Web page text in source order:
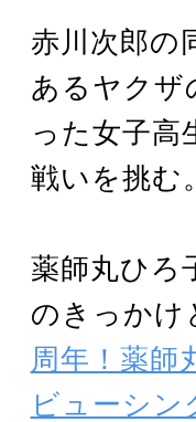
赤川次郎の
あるヤクザ
った女子高
戦いを挑む。
薬師丸ひろ
のきっかけ
周年！薬師
ビューシン